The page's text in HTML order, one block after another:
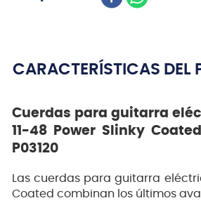
CARACTERÍSTICAS DEL
Cuerdas para guitarra
11-48 Power Slinky
P03120
Las cuerdas para guitarra
Coated combinan los últimos